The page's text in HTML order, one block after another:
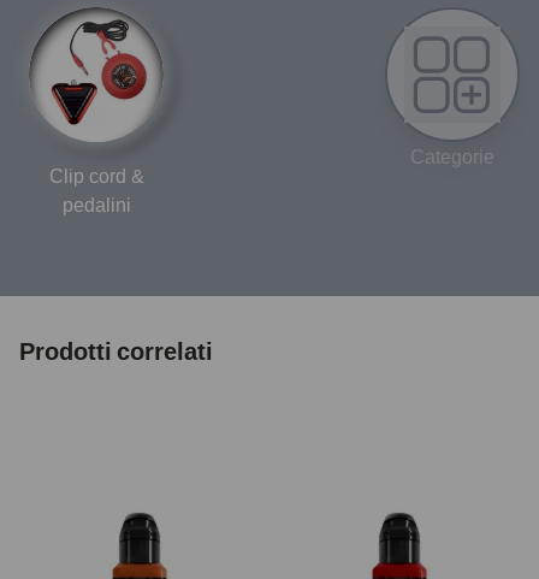
Clip cord &
pedalini
Categorie
Prodotti correlati